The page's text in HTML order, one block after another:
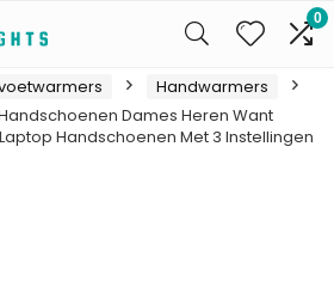
0
Handwarmers
Dames Heren Want
Handschoenen Met 3 Instellingen